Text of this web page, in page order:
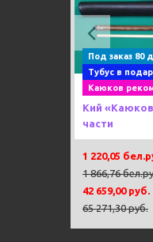
Под заказ 80
Тубус в
Каюков
Кий «Каюков
части
1 220,05
1 866,76
42 659,00 руб.
65 271,30 руб.